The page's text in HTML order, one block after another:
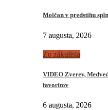
Molčan v predstihu
7 augusta, 2026
Zo zákulisia
VIDEO Zverev,
favoritov
6 augusta, 2026